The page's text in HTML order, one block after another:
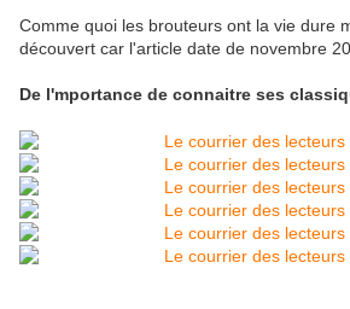
Comme quoi les brouteurs ont la vie dure
découvert car l'article date de novembre
De l'mportance de connaitre ses